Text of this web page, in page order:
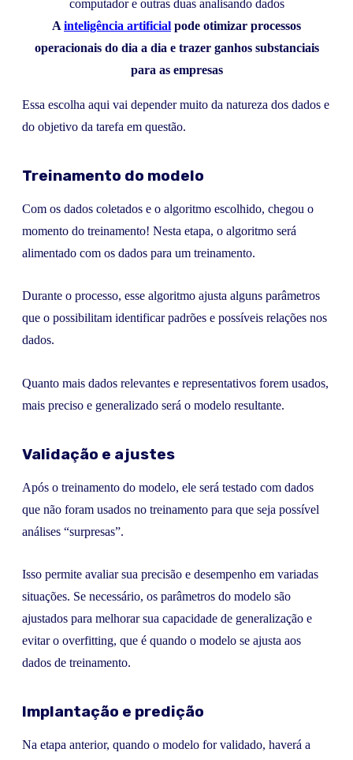
A inteligência artificial pode otimizar processos
operacionais do dia a dia e trazer ganhos substanciais
para as empresas
Essa escolha aqui vai depender muito da natureza dos dados e
do objetivo da tarefa em questão.
Treinamento do modelo
Com os dados coletados e o algoritmo escolhido, chegou o
momento do treinamento! Nesta etapa, o algoritmo será
alimentado com os dados para um treinamento.
Durante o processo, esse algoritmo ajusta alguns parâmetros
que o possibilitam identificar padrões e possíveis relações nos
dados.
Quanto mais dados relevantes e representativos forem usados,
mais preciso e generalizado será o modelo resultante.
Validação e ajustes
Após o treinamento do modelo, ele será testado com dados
que não foram usados no treinamento para que seja possível
análises “surpresas”.
Isso permite avaliar sua precisão e desempenho em variadas
situações. Se necessário, os parâmetros do modelo são
ajustados para melhorar sua capacidade de generalização e
evitar o overfitting, que é quando o modelo se ajusta aos
dados de treinamento.
Implantação e predição
Na etapa anterior, quando o modelo for validado, haverá a